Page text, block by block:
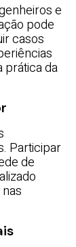
e
pode
casos
prática da
Participar
de